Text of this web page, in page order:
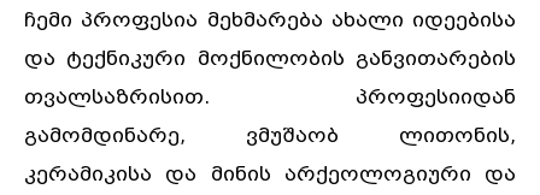
ჩემი პროფესია მეხმარება ახალი იდეებისა
და ტექნიკური მოქნილობის განვითარების
თვალსაზრისით. პროფესიიდან
გამომდინარე, ვმუშაობ ლითონის,
კერამიკისა და მინის არქეოლოგიური და